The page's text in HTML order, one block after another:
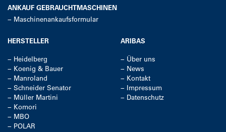
ANKAUF GEBRAUCHTMASCHINEN
− Maschinenankaufsformular
HERSTELLER
− Heidelberg
− Koenig & Bauer
− Manroland
− Schneider Senator
− Müller Martini
− Komori
− MBO
− POLAR
ARIBAS
− Über uns
− News
− Kontakt
− Impressum
− Datenschutz